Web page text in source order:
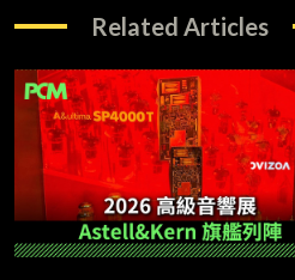
Related Articles